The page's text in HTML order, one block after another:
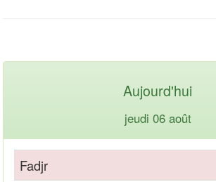
Aujourd'hui
jeudi 06 août
Fadjr